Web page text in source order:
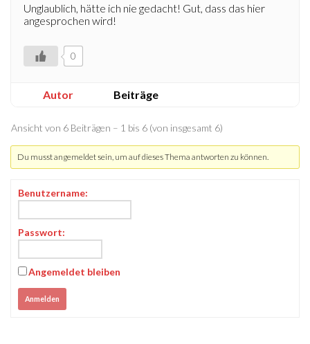
Unglaublich, hätte ich nie gedacht! Gut, dass das hier
angesprochen wird!
0
Autor Beiträge
Ansicht von 6 Beiträgen – 1 bis 6 (von insgesamt 6)
Du musst angemeldet sein, um auf dieses Thema antworten zu können.
Benutzername:
Passwort:
Angemeldet bleiben
Anmelden